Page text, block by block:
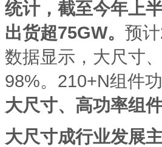
统计，截至今年上半
出货超75GW。 预
数据显示，大尺寸
98%。210+N组件
大尺寸、高功率组
大尺寸成行业发展